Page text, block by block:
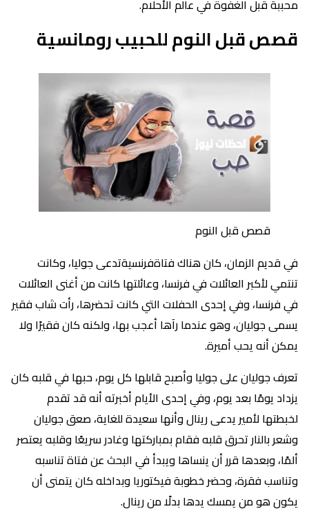
محببة قبل الغفوة في عالم الأحلام.
قصص قبل النوم للحبيب رومانسية
قصص قبل النوم
في قديم الزمان، كان هناك فتاةفرنسيةتدعى جوليا، وكانت
تنتمي لأكبر العائلات في فرنسا، وعائلتها كانت من أغنى العائلات
في فرنسا، وفي إحدى الحفلات التي كانت تحضرها، رأت شاب فقير
يسمى جوليان، وهو عندما رآها أعجب بها، ولكنه كان فقيرًا ولا
يمكن أنه يحب أميرة.
تعرف جوليان على جوليا وأصبح قابلها كل يوم، حبها في قلبه كان
يزداد يومًا بعد يوم، وفي إحدى الأيام أخبرته أنه قد تقدم
لخبطتها لأمير يدعى رينال وأنها سعيدة للغاية، صعق جوليان
وشعر بالنار تحرق قلبه فقام بمباركتها وغادر سريعًا وقلبه يعتصر
ألمًا، وبعدها قرر أن ينساها ويبدأ في البحث عن فتاة تناسبه
وتناسب فقرة، وحضر خطوبة فيكتوريا وبداخله كان يتمنى أن
يكون هو من يمسك يدها بدلًا من رينال.